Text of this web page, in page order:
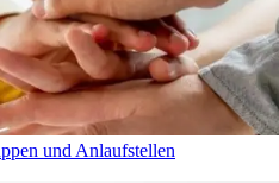
und Anlaufstellen